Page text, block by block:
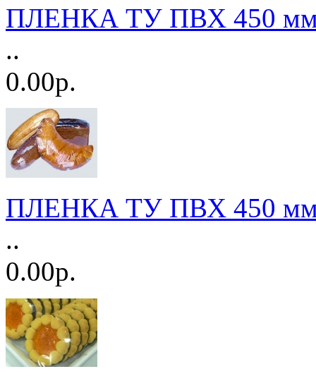
ПЛЕНКА ТУ ПВХ 450
..
0.00р.
ПЛЕНКА ТУ ПВХ 450
..
0.00р.